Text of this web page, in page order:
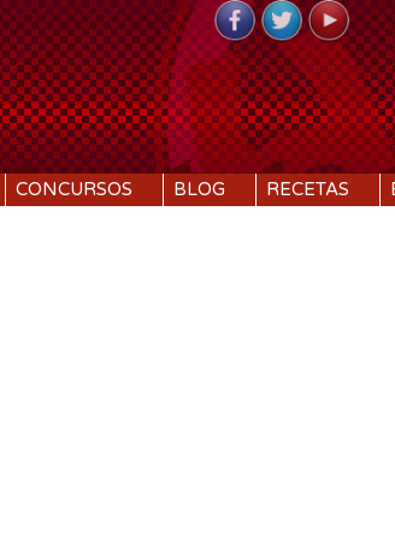
CONCURSOS BLOG RECETAS